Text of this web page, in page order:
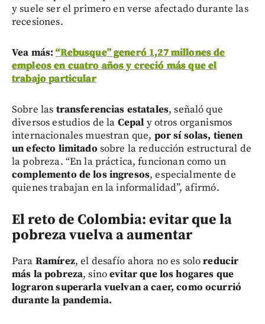
y suele ser el primero en verse afectado durante las
recesiones.
Vea más:“Rebusque” generó 1,27 millones de
empleos en cuatro años y creció más que el
trabajo particular
Sobre las transferencias estatales, señaló que
diversos estudios de la Cepal y otros organismos
internacionales muestran que, por sí solas, tienen
un efecto limitado sobre la reducción estructural de
la pobreza. “En la práctica, funcionan como un
complemento de los ingresos, especialmente de
quienes trabajan en la informalidad”, afirmó.
El reto de Colombia: evitar que la
pobreza vuelva a aumentar
Para Ramírez, el desafío ahora no es soloreducir
más la pobreza, sinoevitar que los hogares que
lograron superarla vuelvan a caer, como ocurrió
durante la pandemia.